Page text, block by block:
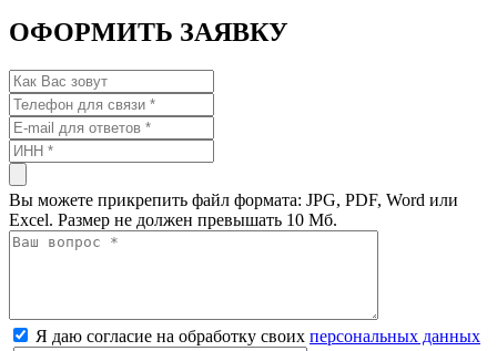
ОФОРМИТЬ ЗАЯВКУ
Вы можете прикрепить файл формата: JPG, PDF, Word или
Excel. Размер не должен превышать 10 Мб.
Я даю согласие на обработку своих персональных данных